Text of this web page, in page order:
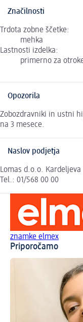
Značilnosti
Trdota zobne ščetke:
mehka
Lastnosti izdelka:
primerno za
Opozorila
Zobozdravniki in ustni
na 3 mesece.
Naslov podjetja
Lomas d.o.o.
Tel.: 01/568 00 00
znamke elmex
Priporočamo